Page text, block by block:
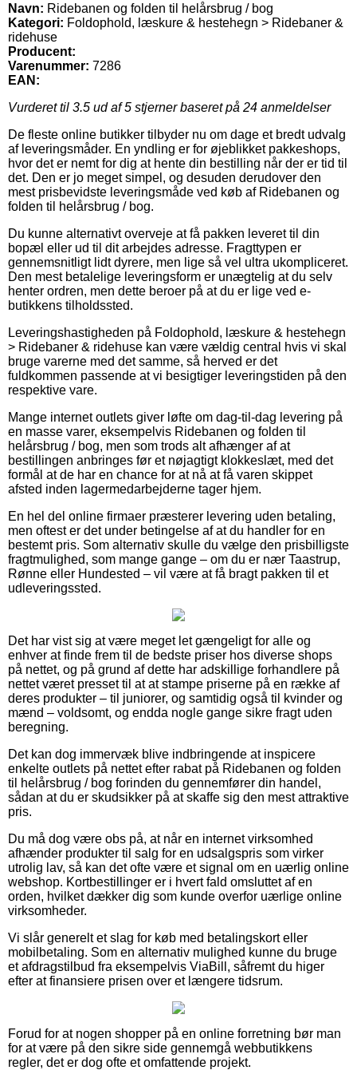
Navn: Ridebanen og folden til helårsbrug / bog
Kategori: Foldophold, læskure & hestehegn > Ridebaner &
ridehuse
Producent:
Varenummer: 7286
EAN:
Vurderet til 3.5 ud af 5 stjerner baseret på 24 anmeldelser
De fleste online butikker tilbyder nu om dage et bredt udvalg
af leveringsmåder. En yndling er for øjeblikket pakkeshops,
hvor det er nemt for dig at hente din bestilling når der er tid til
det. Den er jo meget simpel, og desuden derudover den
mest prisbevidste leveringsmåde ved køb af Ridebanen og
folden til helårsbrug / bog.
Du kunne alternativt overveje at få pakken leveret til din
bopæl eller ud til dit arbejdes adresse. Fragttypen er
gennemsnitligt lidt dyrere, men lige så vel ultra ukompliceret.
Den mest betalelige leveringsform er unægtelig at du selv
henter ordren, men dette beroer på at du er lige ved e-
butikkens tilholdssted.
Leveringshastigheden på Foldophold, læskure & hestehegn
> Ridebaner & ridehuse kan være vældig central hvis vi skal
bruge varerne med det samme, så herved er det
fuldkommen passende at vi besigtiger leveringstiden på den
respektive vare.
Mange internet outlets giver løfte om dag-til-dag levering på
en masse varer, eksempelvis Ridebanen og folden til
helårsbrug / bog, men som trods alt afhænger af at
bestillingen anbringes før et nøjagtigt klokkeslæt, med det
formål at de har en chance for at nå at få varen skippet
afsted inden lagermedarbejderne tager hjem.
En hel del online firmaer præsterer levering uden betaling,
men oftest er det under betingelse af at du handler for en
bestemt pris. Som alternativ skulle du vælge den prisbilligste
fragtmulighed, som mange gange – om du er nær Taastrup,
Rønne eller Hundested – vil være at få bragt pakken til et
udleveringssted.
Det har vist sig at være meget let gængeligt for alle og
enhver at finde frem til de bedste priser hos diverse shops
på nettet, og på grund af dette har adskillige forhandlere på
nettet været presset til at at stampe priserne på en række af
deres produkter – til juniorer, og samtidig også til kvinder og
mænd – voldsomt, og endda nogle gange sikre fragt uden
beregning.
Det kan dog immervæk blive indbringende at inspicere
enkelte outlets på nettet efter rabat på Ridebanen og folden
til helårsbrug / bog forinden du gennemfører din handel,
sådan at du er skudsikker på at skaffe sig den mest attraktive
pris.
Du må dog være obs på, at når en internet virksomhed
afhænder produkter til salg for en udsalgspris som virker
utrolig lav, så kan det ofte være et signal om en uærlig online
webshop. Kortbestillinger er i hvert fald omsluttet af en
orden, hvilket dækker dig som kunde overfor uærlige online
virksomheder.
Vi slår generelt et slag for køb med betalingskort eller
mobilbetaling. Som en alternativ mulighed kunne du bruge
et afdragstilbud fra eksempelvis ViaBill, såfremt du higer
efter at finansiere prisen over et længere tidsrum.
Forud for at nogen shopper på en online forretning bør man
for at være på den sikre side gennemgå webbutikkens
regler, det er dog ofte et omfattende projekt.